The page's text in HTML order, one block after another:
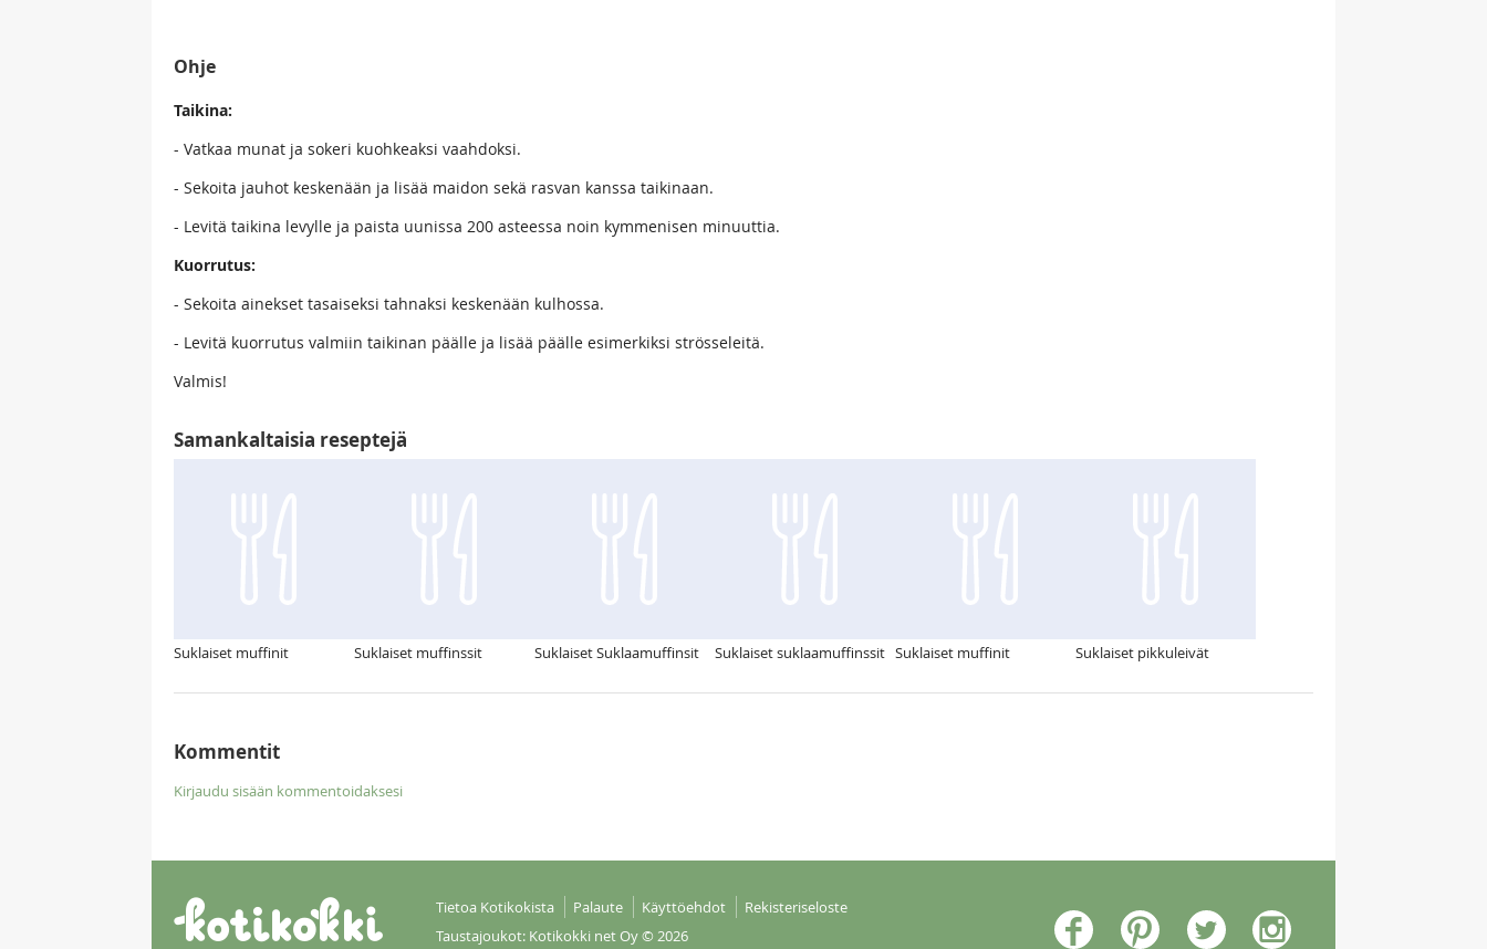
Ohje
Taikina:
- Vatkaa munat ja sokeri kuohkeaksi vaahdoksi.
- Sekoita jauhot keskenään ja lisää maidon sekä rasvan kanssa taikinaan.
- Levitä taikina levylle ja paista uunissa 200 asteessa noin kymmenisen minuuttia.
Kuorrutus:
- Sekoita ainekset tasaiseksi tahnaksi keskenään kulhossa.
- Levitä kuorrutus valmiin taikinan päälle ja lisää päälle esimerkiksi strösseleitä.
Valmis!
Samankaltaisia reseptejä
Suklaiset muffinit Suklaiset muffinssit Suklaiset Suklaamuffinsit Suklaiset suklaamuffinssit Suklaiset muffinit Suklaiset pikkuleivät
Kommentit
Kirjaudu sisään kommentoidaksesi
Tietoa Kotikokista Palaute Käyttöehdot
Rekisteriseloste
Taustajoukot: Kotikokki net Oy© 2026